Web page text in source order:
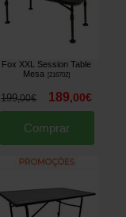
Fox XXL Session Table
Mesa [216702]
199,00€ 189,00€
Comprar